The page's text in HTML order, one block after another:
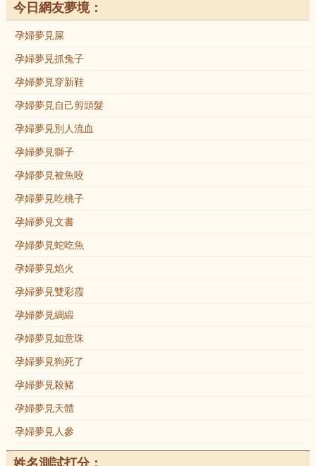
今日網友夢境：
孕婦夢見屎
孕婦夢見抓兔子
孕婦夢見穿新鞋
孕婦夢見自己剪頭髮
孕婦夢見別人流血
孕婦夢見獅子
孕婦夢見被魚咬
孕婦夢見吃桃子
孕婦夢見文書
孕婦夢見蛇吃魚
孕婦夢見焰火
孕婦夢見雙彩霞
孕婦夢見綢緞
孕婦夢見如意珠
孕婦夢見狗死了
孕婦夢見殺豬
孕婦夢見天體
孕婦夢見人參
姓名測試打分：